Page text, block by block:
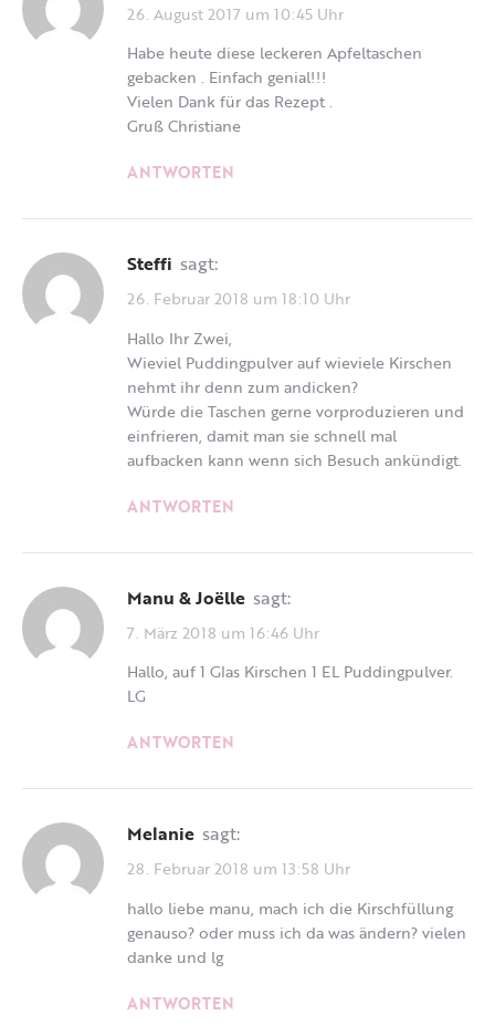
26. August 2017 um 10:45 Uhr
Habe heute diese leckeren Apfeltaschen
gebacken . Einfach genial!!!
Vielen Dank für das Rezept .
Gruß Christiane
ANTWORTEN
Steffi sagt:
26. Februar 2018 um 18:10 Uhr
Hallo Ihr Zwei,
Wieviel Puddingpulver auf wieviele Kirschen
nehmt ihr denn zum andicken?
Würde die Taschen gerne vorproduzieren und
einfrieren, damit man sie schnell mal
aufbacken kann wenn sich Besuch ankündigt.
ANTWORTEN
Manu & Joëlle sagt:
7. März 2018 um 16:46 Uhr
Hallo, auf 1 Glas Kirschen 1 EL Puddingpulver.
LG
ANTWORTEN
Melanie sagt:
28. Februar 2018 um 13:58 Uhr
hallo liebe manu, mach ich die Kirschfüllung
genauso? oder muss ich da was ändern? vielen
danke und lg
ANTWORTEN